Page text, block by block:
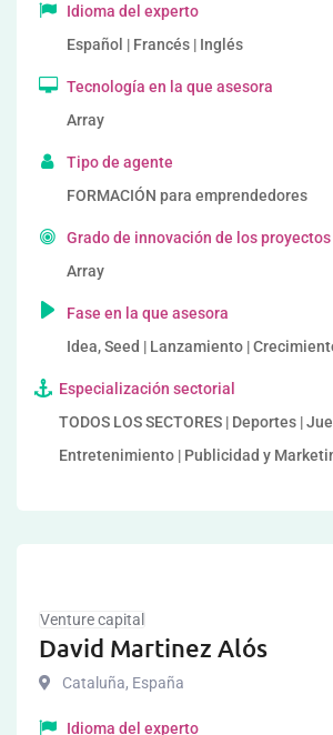
Idioma del experto
Español | Francés | Inglés
Tecnología en la que asesora
Array
Tipo de agente
FORMACIÓN para emprendedores
Grado de innovación de los
Array
Fase en la que asesora
Idea, Seed | Lanzamiento |
Especialización sectorial
TODOS LOS SECTORES | Deportes |
Entretenimiento | Publicidad y
Venture capital
David Martinez Alós
Cataluña, España
Idioma del experto